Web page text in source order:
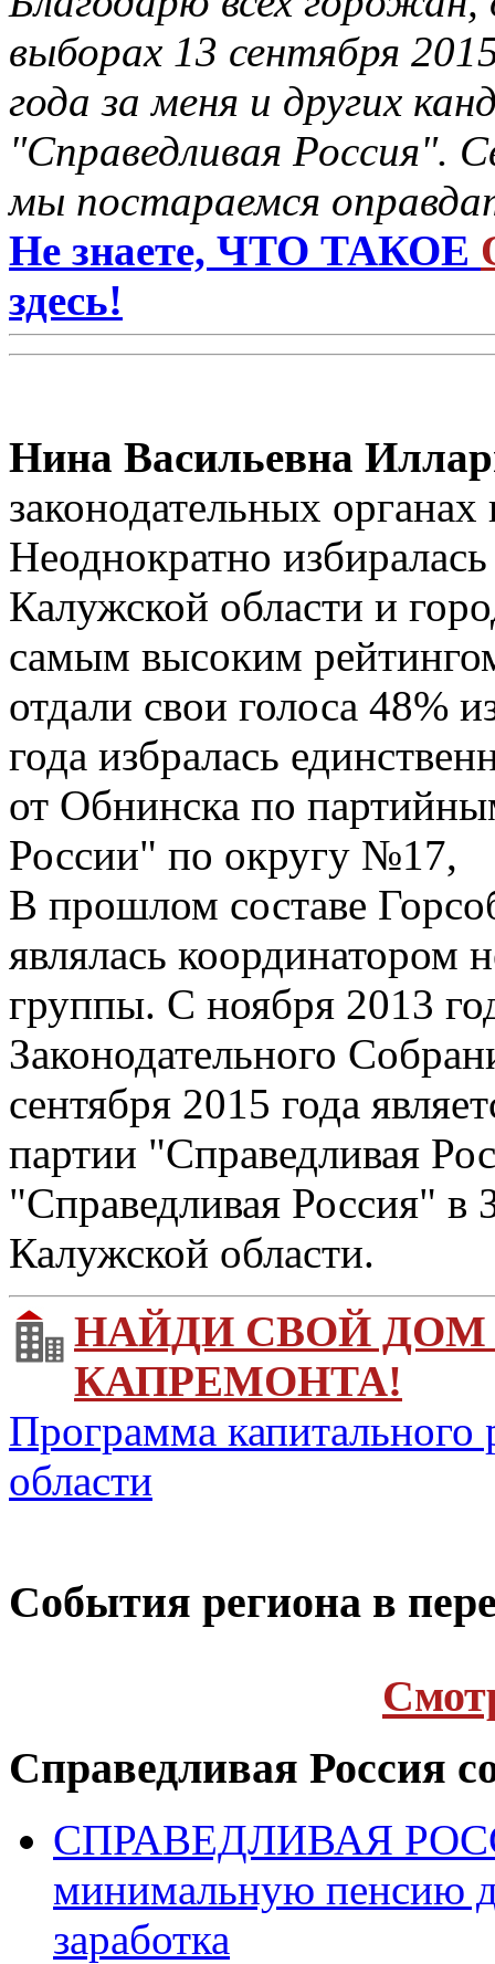
выборах 13 сентября
года за меня и других
"Справедливая Россия".
мы постараемся
Не знаете, ЧТО ТАКОЕ
здесь!
Нина Васильевна
законодательных органах
Неоднократно
Калужской области и
самым высоким
отдали свои голоса 48%
года избралась
от Обнинска по
России" по округу №17,
В прошлом составе
являлась координатором
группы. С ноября 2013
Законодательного
сентября 2015 года
партии "Справедливая
"Справедливая Россия" в
Калужской области.
НАЙДИ СВОЙ ДОМ
КАПРЕМОНТА!
Программа
области
Cобытия региона в
Справедливая Россия
СПРАВЕДЛИВАЯ
минимальную пенсию
заработка